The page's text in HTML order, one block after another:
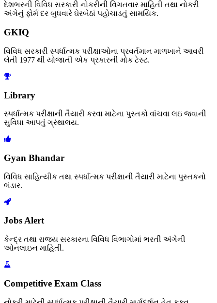
દેશભરની વિવિધ સરકારી નોકરીની વિગતવાર માહિતી તથા નોકરી
અંગેનું ફોર્મ દર બુધવારે ઘેરબેઠાં પહોચાડતું સામયિક.
GKIQ
વિવિધ સરકારી સ્પર્ધાત્મક પરીક્ષાઓના પ્રવર્તમાન માળખાને આવરી
લેતી 1977 થી યોજાતી એક પ્રકારની મોક ટેસ્ટ.
Library
સ્પર્ધાત્મક પરીક્ષાની તૈયારી કરવા માટેના પુસ્તકો વાંચવા લઇ જવાની
સુવિધા આપતું ગ્રંથાલય.
Gyan Bhandar
વિવિધ સાહિત્યીક તથા સ્પર્ધાત્મક પરીક્ષાની તૈયારી માટેના પુસ્તકનો
ભંડાર.
Jobs Alert
કેન્દ્ર તથા રાજ્ય સરકારના વિવિધ વિભાગોમાં ભરતી અંગેની
ઓનલાઇન માહિતી.
Competitive Exam Class